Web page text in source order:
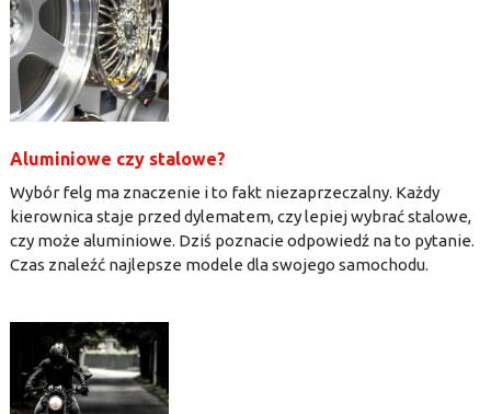
Aluminiowe czy stalowe?
Wybór felg ma znaczenie i to fakt niezaprzeczalny. Każdy
kierownica staje przed dylematem, czy lepiej wybrać stalowe,
czy może aluminiowe. Dziś poznacie odpowiedź na to pytanie.
Czas znaleźć najlepsze modele dla swojego samochodu.